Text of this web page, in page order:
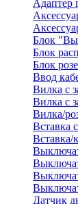
Адаптер
Блок
Блок
Блок
Ввод
Вилка с
Вилка с
Вилка/
Вставка
Датчик